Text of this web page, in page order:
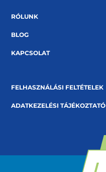
RÓLUNK
BLOG
KAPCSOLAT
FELHASZNÁLÁSI FELTÉTELEK
ADATKEZELÉSI TÁJÉKOZTATÓ